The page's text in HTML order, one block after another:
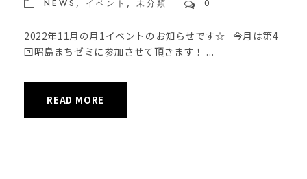
NEWS , イベント , 未分類 0
2022年11月の月1イベントのお知らせです☆ 今月は第4
回昭島まちゼミに参加させて頂きます！ ...
READ MORE